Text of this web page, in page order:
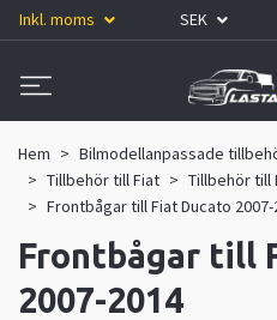
Inkl. moms SEK
Hem
Bilmodellanpassade
Tillbehör till Fiat
Tillbehör till
Frontbågar till Fiat Ducato 2007-
Frontbågar till
2007-2014